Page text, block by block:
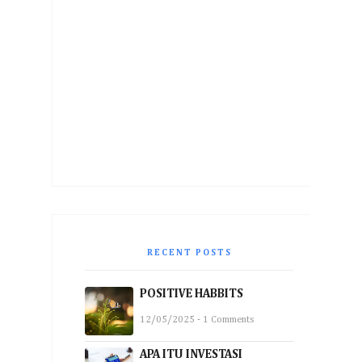
RECENT POSTS
POSITIVE HABBITS
12/05/2025 - 1 Comments
APA ITU INVESTASI